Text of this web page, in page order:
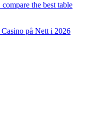
the best table
på Nett i 2026